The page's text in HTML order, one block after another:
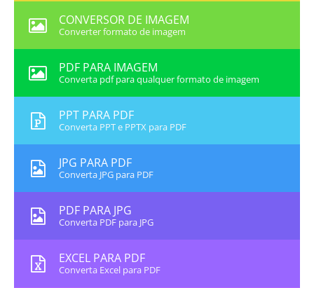
CONVERSOR DE IMAGEM
Converter formato de imagem
PDF PARA IMAGEM
Converta pdf para qualquer formato de imagem
PPT PARA PDF
Converta PPT e PPTX para PDF
JPG PARA PDF
Converta JPG para PDF
PDF PARA JPG
Converta PDF para JPG
EXCEL PARA PDF
Converta Excel para PDF